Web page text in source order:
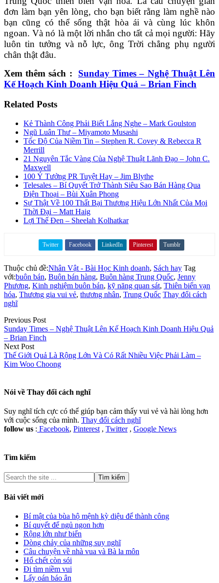
đơn làm bạn yên lòng, cho bạn biết rằng làm nghề nào
bạn cũng có thể sống thật hòa ái và cùng lúc khôn
ngoan. Và nó là một lời nhắn cho tất cả mọi người: Hãy
luôn tin tưởng và nỗ lực, ông Trời chẳng phụ người
chân thật đâu.
Xem thêm sách : Sunday Times – Nghệ Thuật Lên
Kế Hoạch Kinh Doanh Hiệu Quả – Brian Finch
Related Posts
Kẻ Thành Công Phải Biết Lắng Nghe – Mark Goulston
Ngũ Luân Thư – Miyamoto Musashi
Tốc Độ Của Niềm Tin – Stephen R. Covey & Rebecca R
Merrill
21 Nguyên Tắc Vàng Của Nghệ Thuật Lãnh Đạo – John C.
Maxwell
100 Ý Tưởng PR Tuyệt Hay – Jim Blythe
Telesales – Bí Quyết Trở Thành Siêu Sao Bán Hàng Qua
Điện Thoại – Bùi Xuân Phong
Sự Thật Về 100 Thất Bại Thương Hiệu Lớn Nhất Của Mọi
Thời Đại – Matt Haig
Lợi Thế Đen – Sheelah Kolhatkar
Twitter Facebook LinkedIn Pinterest Tumblr
Thuộc chủ đề:Nhân Vật - Bài Học Kinh doanh, Sách hay Tag
với:buôn bán, Buôn bán hàng, Buôn hàng Trung Quốc, Jenny
Phương, Kinh nghiệm buôn bán, kỹ năng quan sát, Thiên biến vạn
hóa, Thương gia vui vẻ, thương nhân, Trung Quốc Thay đổi cách
nghĩ
Previous Post
Sunday Times – Nghệ Thuật Lên Kế Hoạch Kinh Doanh Hiệu Quả
– Brian Finch
Next Post
Thế Giới Quả Là Rộng Lớn Và Có Rất Nhiều Việc Phải Làm –
Kim Woo Choong
Nói về Thay đổi cách nghĩ
Suy nghĩ tích cực có thể giúp bạn cảm thấy vui vẻ và hài lòng hơn
với cuộc sống của mình. Thay đổi cách nghĩ
follow us : Facebook, Pinterest , Twitter, Google News
Tìm kiếm
Bài viết mới
Bí mật của bùa hộ mệnh kỳ diệu để thành công
Bí quyết để ngủ ngon hơn
Rộng lớn như biển
Dòng chảy của những suy nghĩ
Câu chuyện về nhà vua và Bà la môn
Hổ chết còn sói
Đi tìm niềm vui
Lấy oán báo ân